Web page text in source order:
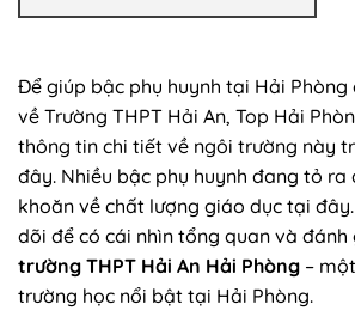
Để giúp bậc phụ huynh tại Hải Phòng
về Trường THPT Hải An, Top Hải
thông tin chi tiết về ngôi trường này
đây. Nhiều bậc phụ huynh đang tỏ
khoăn về chất lượng giáo dục tại
dõi để có cái nhìn tổng quan và đánh
trường THPT Hải An Hải Phòng –
trường học nổi bật tại Hải Phòng.